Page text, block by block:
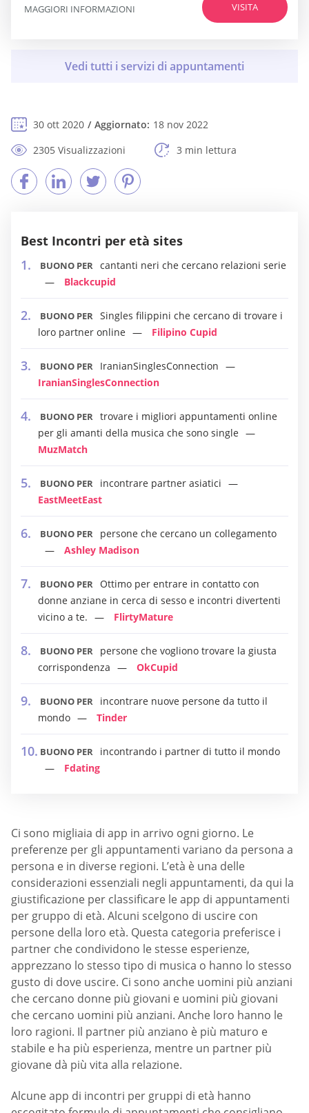
VISITA
MAGGIORI INFORMAZIONI
30 ott 2020 Aggiornato: 18 nov 2022
2305 Visualizzazioni
3 min lettura
Best Incontri per età sites
BUONO PER cantanti neri che cercano relazioni serie
Blackcupid
BUONO PER Singles filippini che cercano di trovare i
loro partner online
Filipino Cupid
BUONO PER
IranianSinglesConnection
IranianSinglesConnection
BUONO PER trovare i migliori appuntamenti online
per gli amanti della musica che sono single
MuzMatch
BUONO PER
incontrare partner asiatici
EastMeetEast
BUONO PER
persone che cercano un collegamento
Ashley Madison
BUONO PER
Ottimo per entrare in contatto con
donne anziane in cerca di sesso e incontri divertenti
vicino a te.
FlirtyMature
BUONO PER
persone che vogliono trovare la giusta
corrispondenza
OkCupid
BUONO PER
incontrare nuove persone da tutto il
mondo
Tinder
BUONO PER
incontrando i partner di tutto il mondo
Fdating
Ci sono migliaia di app in arrivo ogni giorno. Le
preferenze per gli appuntamenti variano da persona a
persona e in diverse regioni. L’età è una delle
considerazioni essenziali negli appuntamenti, da qui la
giustificazione per classificare le app di appuntamenti
per gruppo di età. Alcuni scelgono di uscire con
persone della loro età. Questa categoria preferisce i
partner che condividono le stesse esperienze,
apprezzano lo stesso tipo di musica o hanno lo stesso
gusto di dove uscire. Ci sono anche uomini più anziani
che cercano donne più giovani e uomini più giovani
che cercano uomini più anziani. Anche loro hanno le
loro ragioni. Il partner più anziano è più maturo e
stabile e ha più esperienza, mentre un partner più
giovane dà più vita alla relazione.
Alcune app di incontri per gruppi di età hanno